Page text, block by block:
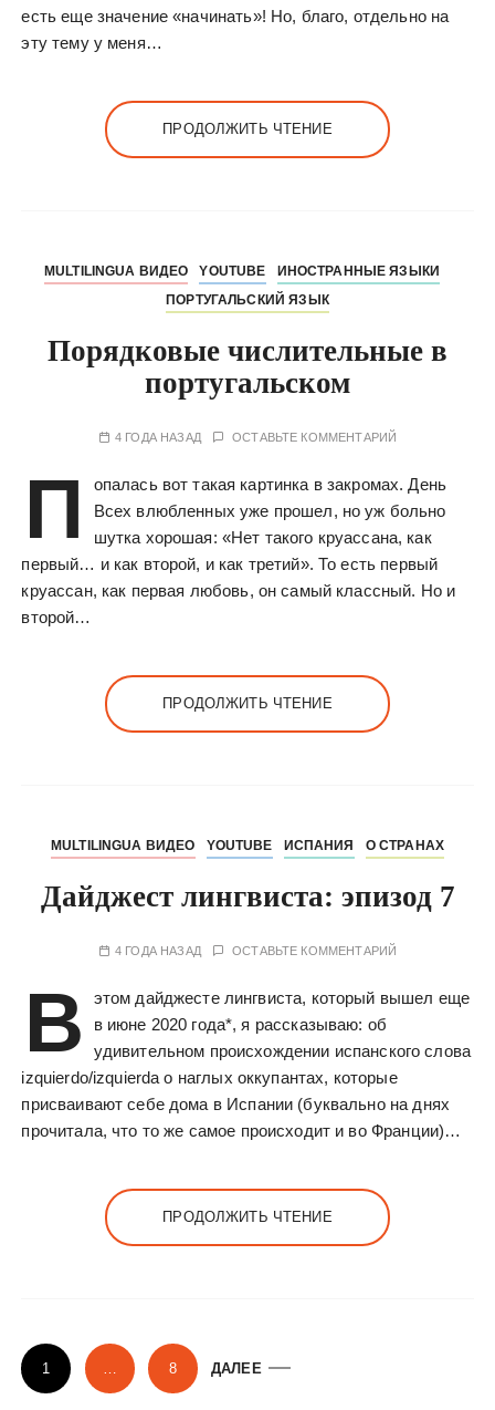
есть еще значение «начинать»! Но, благо, отдельно на
эту тему у меня…
ПРОДОЛЖИТЬ ЧТЕНИЕ
MULTILINGUA ВИДЕО YOUTUBE
ИНОСТРАННЫЕ ЯЗЫКИ
ПОРТУГАЛЬСКИЙ ЯЗЫК
Порядковые числительные в
португальском
4 ГОДА НАЗАД ОСТАВЬТЕ КОММЕНТАРИЙ
П
опалась вот такая картинка в закромах. День
Всех влюбленных уже прошел, но уж больно
шутка хорошая: «Нет такого круассана, как
первый… и как второй, и как третий». То есть первый
круассан, как первая любовь, он самый классный. Но и
второй…
ПРОДОЛЖИТЬ ЧТЕНИЕ
MULTILINGUA ВИДЕО YOUTUBE ИСПАНИЯ О СТРАНАХ
Дайджест лингвиста: эпизод 7
4 ГОДА НАЗАД ОСТАВЬТЕ КОММЕНТАРИЙ
В
этом дайджесте лингвиста, который вышел еще
в июне 2020 года*, я рассказываю: об
удивительном происхождении испанского слова
izquierdo/izquierda о наглых оккупантах, которые
присваивают себе дома в Испании (буквально на днях
прочитала, что то же самое происходит и во Франции)…
ПРОДОЛЖИТЬ ЧТЕНИЕ
П
а
1 8 ДАЛЕЕ